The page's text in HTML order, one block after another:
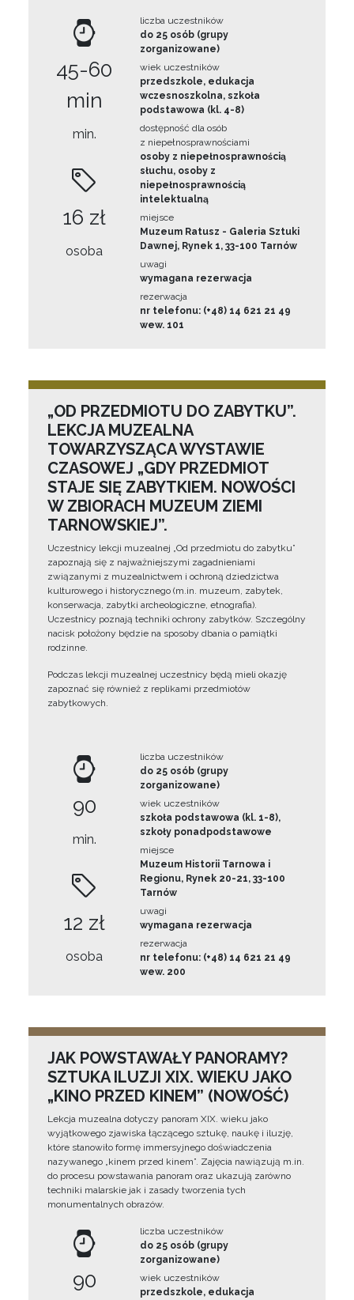
45-60
min
min.
16 zł
osoba
liczba uczestników
do 25 osób (grupy
zorganizowane)
wiek uczestników
przedszkole, edukacja
wczesnoszkolna, szkoła
podstawowa (kl. 4-8)
dostępność dla osób
z niepełnosprawnościami
osoby z niepełnosprawnością
słuchu, osoby z
niepełnosprawnością
intelektualną
miejsce
Muzeum Ratusz - Galeria Sztuki
Dawnej, Rynek 1, 33-100 Tarnów
uwagi
wymagana rezerwacja
rezerwacja
nr telefonu: (+48) 14 621 21 49
wew. 101
„OD PRZEDMIOTU DO ZABYTKU”.
LEKCJA MUZEALNA
TOWARZYSZĄCA WYSTAWIE
CZASOWEJ „GDY PRZEDMIOT
STAJE SIĘ ZABYTKIEM. NOWOŚCI
W ZBIORACH MUZEUM ZIEMI
TARNOWSKIEJ”.
Uczestnicy lekcji muzealnej „Od przedmiotu do zabytku”
zapoznają się z najważniejszymi zagadnieniami
związanymi z muzealnictwem i ochroną dziedzictwa
kulturowego i historycznego (m.in. muzeum, zabytek,
konserwacja, zabytki archeologiczne, etnografia).
Uczestnicy poznają techniki ochrony zabytków. Szczególny
nacisk położony będzie na sposoby dbania o pamiątki
rodzinne.
Podczas lekcji muzealnej uczestnicy będą mieli okazję
zapoznać się również z replikami przedmiotów
zabytkowych.
90
min.
12 zł
osoba
liczba uczestników
do 25 osób (grupy
zorganizowane)
wiek uczestników
szkoła podstawowa (kl. 1-8),
szkoły ponadpodstawowe
miejsce
Muzeum Historii Tarnowa i
Regionu, Rynek 20-21, 33-100
Tarnów
uwagi
wymagana rezerwacja
rezerwacja
nr telefonu: (+48) 14 621 21 49
wew. 200
JAK POWSTAWAŁY PANORAMY?
SZTUKA ILUZJI XIX. WIEKU JAKO
„KINO PRZED KINEM” (NOWOŚĆ)
Lekcja muzealna dotyczy panoram XIX. wieku jako
wyjątkowego zjawiska łączącego sztukę, naukę i iluzję,
które stanowiło formę immersyjnego doświadczenia
nazywanego „kinem przed kinem”. Zajęcia nawiązują m.in.
do procesu powstawania panoram oraz ukazują zarówno
techniki malarskie jak i zasady tworzenia tych
monumentalnych obrazów.
90
liczba uczestników
do 25 osób (grupy
zorganizowane)
wiek uczestników
przedszkole, edukacja